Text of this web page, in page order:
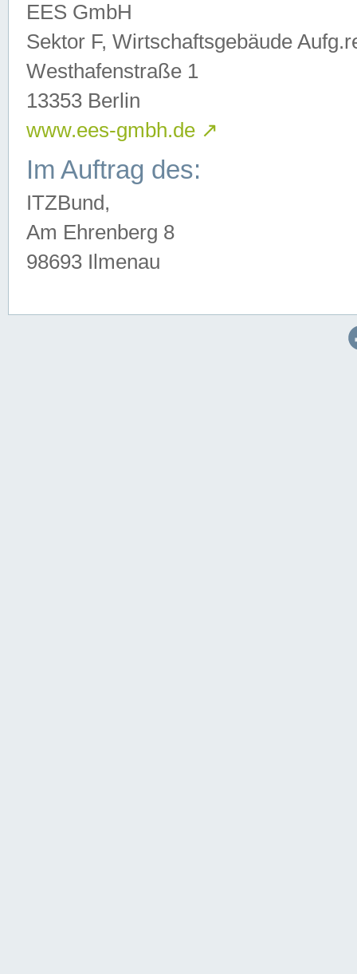
EES GmbH
Sektor F, Wirtschaftsgebäude
Westhafenstraße 1
13353 Berlin
www.ees-gmbh.de ↗
Im Auftrag des:
ITZBund,
Am Ehrenberg 8
98693 Ilmenau